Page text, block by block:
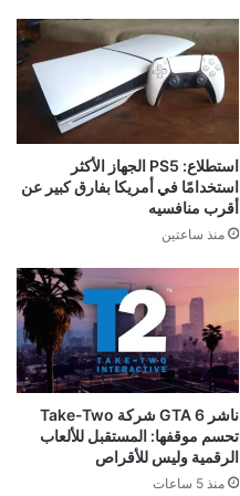
استطلاع: PS5 الجهاز الأكثر
استخدامًا في أمريكا بفارق كبير عن
أقرب منافسيه
منذ ساعتين
ناشر GTA 6 شركة Take-Two
تحسم موقفها: المستقبل للألعاب
الرقمية وليس للأقراص
منذ 5 ساعات